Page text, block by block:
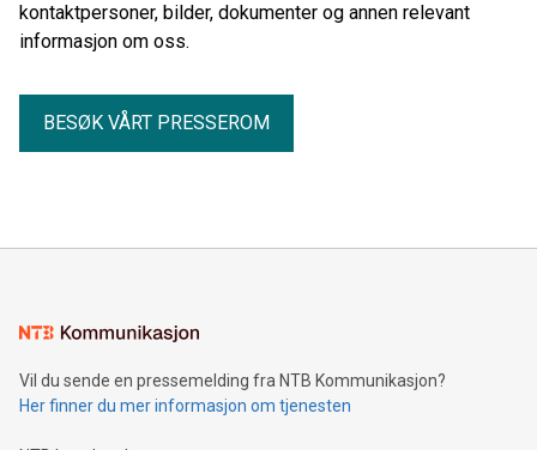
kontaktpersoner, bilder, dokumenter og annen relevant
informasjon om oss.
BESØK VÅRT PRESSEROM
Vil du sende en pressemelding fra NTB Kommunikasjon?
Her finner du mer informasjon om tjenesten